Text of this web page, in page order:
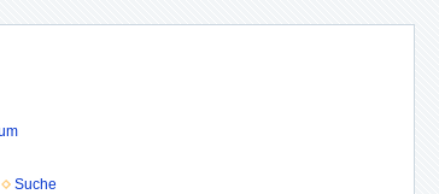
Suche